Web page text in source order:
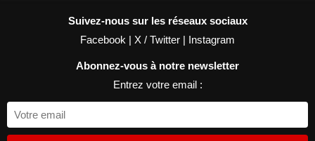
Suivez-nous sur les réseaux sociaux
Facebook | X / Twitter | Instagram
Abonnez-vous à notre newsletter
Entrez votre email :